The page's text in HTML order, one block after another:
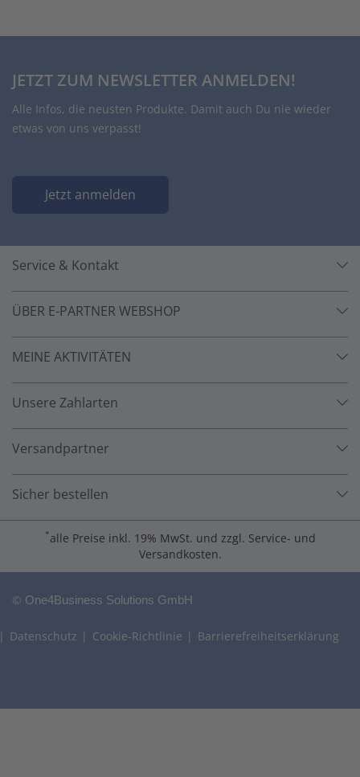
JETZT ZUM NEWSLETTER ANMELDEN!
Alle Infos, die neusten Produkte. Damit auch Du nie wieder
etwas von uns verpasst!
Jetzt anmelden
Service & Kontakt
ÜBER E-PARTNER WEBSHOP
MEINE AKTIVITÄTEN
Unsere Zahlarten
Versandpartner
Sicher bestellen
*alle Preise inkl. 19% MwSt. und zzgl. Service- und
Versandkosten.
© One4Business Solutions GmbH
Datenschutz Cookie-Richtlinie Barrierefreiheitserklärung